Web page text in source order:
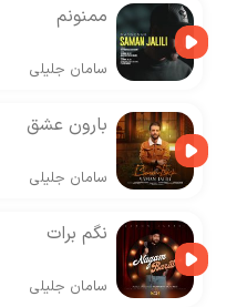
ممنونم
سامان جلیلی
بارون عشق
سامان جلیلی
نگم برات
سامان جلیلی